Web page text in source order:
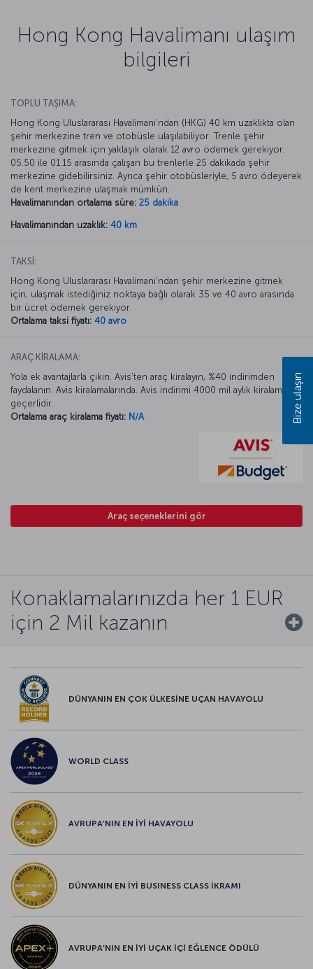
Hong Kong Havalimanı ulaşım
bilgileri
TOPLU TAŞIMA:
Hong Kong Uluslararası Havalimanı’ndan (HKG) 40 km uzaklıkta olan
şehir merkezine tren ve otobüsle ulaşılabiliyor. Trenle şehir
merkezine gitmek için yaklaşık olarak 12 avro ödemek gerekiyor.
05.50 ile 01.15 arasında çalışan bu trenlerle 25 dakikada şehir
merkezine gidebilirsiniz. Ayrıca şehir otobüsleriyle, 5 avro ödeyerek
de kent merkezine ulaşmak mümkün.
Havalimanından ortalama süre: 25 dakika
Havalimanından uzaklık: 40 km
TAKSİ:
Hong Kong Uluslararası Havalimanı’ndan şehir merkezine gitmek
için, ulaşmak istediğiniz noktaya bağlı olarak 35 ve 40 avro arasında
bir ücret ödemek gerekiyor.
Ortalama taksi fiyatı: 40 avro
ARAÇ KİRALAMA:
Yola ek avantajlarla çıkın. Avis’ten araç kiralayın, %40 indirimden
faydalanın. Avis kiralamalarında. Avis indirimi 4000 mil aylık kiralamada
geçerlidir.
Ortalama araç kiralama fiyatı: N/A
Araç seçeneklerini gör
Konaklamalarınızda her 1 EUR
için 2 Mil kazanın
DÜNYANIN EN ÇOK ÜLKESİNE UÇAN HAVAYOLU
WORLD CLASS
AVRUPA’NIN EN İYİ HAVAYOLU
DÜNYANIN EN İYİ BUSINESS CLASS İKRAMI
AVRUPA’NIN EN İYİ UÇAK İÇİ EĞLENCE ÖDÜLÜ
Bize ulaşın